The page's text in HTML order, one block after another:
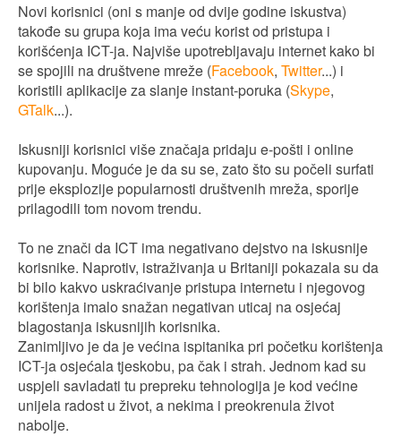
Novi korisnici (oni s manje od dvije godine iskustva)
takođe su grupa koja ima veću korist od pristupa i
korišćenja ICT-ja. Najviše upotrebljavaju internet kako bi
se spojili na društvene mreže (Facebook, Twitter...) i
koristili aplikacije za slanje instant-poruka (Skype,
GTalk...).
Iskusniji korisnici više značaja pridaju e-pošti i online
kupovanju. Moguće je da su se, zato što su počeli surfati
prije eksplozije popularnosti društvenih mreža, sporije
prilagodili tom novom trendu.
To ne znači da ICT ima negativano dejstvo na iskusnije
korisnike. Naprotiv, istraživanja u Britaniji pokazala su da
bi bilo kakvo uskraćivanje pristupa internetu i njegovog
korištenja imalo snažan negativan uticaj na osjećaj
blagostanja iskusnijih korisnika.
Zanimljivo je da je većina ispitanika pri početku korištenja
ICT-ja osjećala tjeskobu, pa čak i strah. Jednom kad su
uspjeli savladati tu prepreku tehnologija je kod većine
unijela radost u život, a nekima i preokrenula život
nabolje.